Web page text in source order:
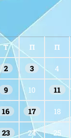
Τ Π Π
2 3 4
9 10 11
16 17 18
23 24 25